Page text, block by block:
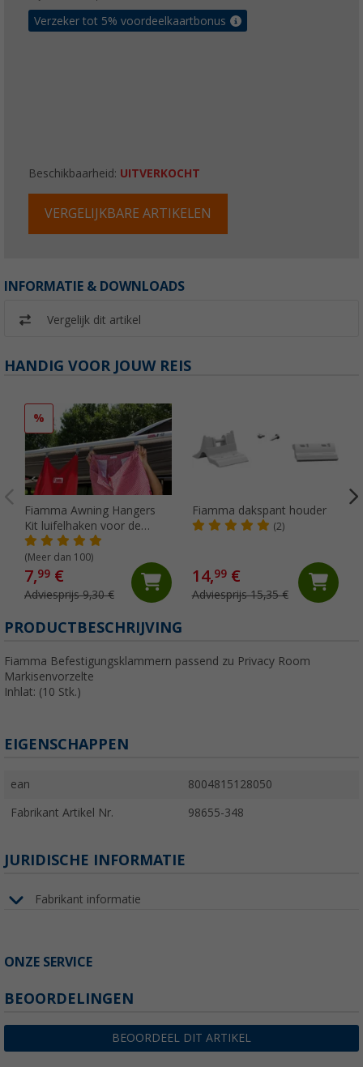
Verzeker tot 5% voordeelkaartbonus
Beschikbaarheid: UITVERKOCHT
VERGELIJKBARE ARTIKELEN
INFORMATIE & DOWNLOADS
Vergelijk dit artikel
HANDIG VOOR JOUW REIS
%
Fiamma Awning Hangers
Kit luifelhaken voor de
peesgeleider
(Meer dan 100)
7,99 €
Adviesprijs 9,30 €
Fiamma dakspant houder
(2)
14,99€
Adviesprijs 15,35 €
PRODUCTBESCHRIJVING
Fiamma Befestigungsklammern passend zu Privacy Room
Markisenvorzelte
Inhlat: (10 Stk.)
EIGENSCHAPPEN
ean 8004815128050
Fabrikant Artikel Nr. 98655-348
JURIDISCHE INFORMATIE
Fabrikant informatie
ONZE SERVICE
BEOORDELINGEN
BEOORDEEL DIT ARTIKEL